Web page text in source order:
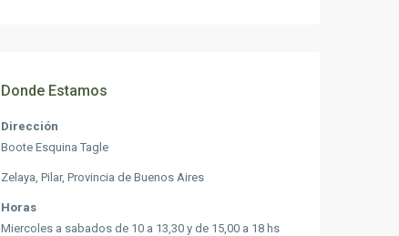
Donde Estamos
Dirección
Boote Esquina Tagle
Zelaya, Pilar, Provincia de Buenos Aires
Horas
Miercoles a sabados de 10 a 13,30 y de 15,00 a 18 hs